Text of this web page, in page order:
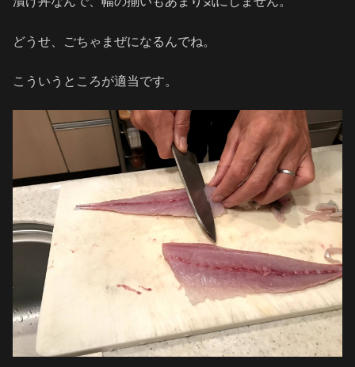
どうせ、ごちゃまぜになるんでね。
こういうところが適当です。